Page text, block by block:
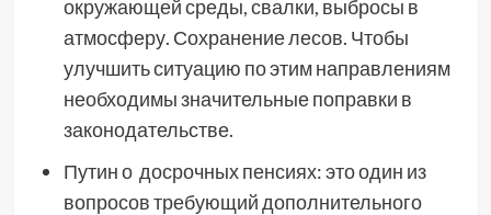
окружающей среды, свалки, выбросы в
атмосферу. Сохранение лесов. Чтобы
улучшить ситуацию по этим направлениям
необходимы значительные поправки в
законодательстве.
Путин о досрочных пенсиях: это один из
вопросов требующий дополнительного